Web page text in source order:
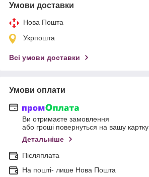
Умови доставки
Нова Пошта
Укрпошта
Всі умови доставки
Умови оплати
Ви отримаєте замовлення
або гроші повернуться на вашу картку
Детальніше
Післяплата
На пошті- лише Нова Пошта